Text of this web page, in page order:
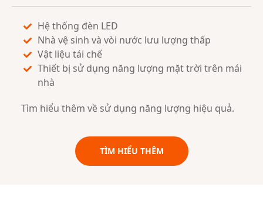
Hệ thống đèn LED
Nhà vệ sinh và vòi nước lưu lượng thấp
Vật liệu tái chế
Thiết bị sử dụng năng lượng mặt trời trên mái
nhà
Tìm hiểu thêm về sử dụng năng lượng hiệu quả.
TÌM HIỂU THÊM